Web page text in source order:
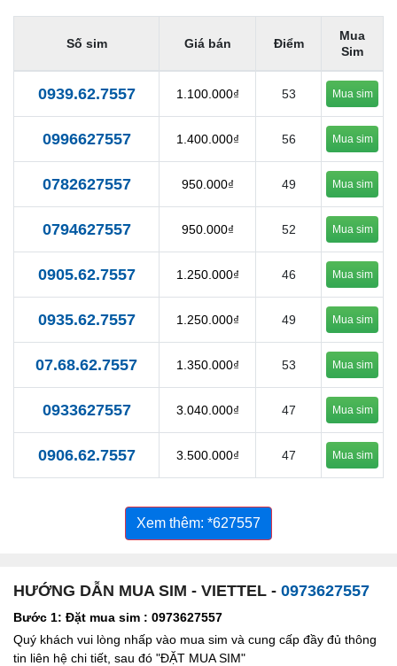
Số sim Giá bán Điểm
Mua
Sim
0939.62.7557 1.100.000₫ 53 Mua sim
0996627557 1.400.000₫ 56 Mua sim
0782627557 950.000₫ 49 Mua sim
0794627557 950.000₫ 52 Mua sim
0905.62.7557 1.250.000₫ 46 Mua sim
0935.62.7557 1.250.000₫ 49 Mua sim
07.68.62.7557 1.350.000₫ 53 Mua sim
0933627557 3.040.000₫ 47 Mua sim
0906.62.7557 3.500.000₫ 47 Mua sim
Xem thêm: *627557
HƯỚNG DẪN MUA SIM - VIETTEL - 0973627557
Bước 1: Đặt mua sim : 0973627557
Quý khách vui lòng nhấp vào mua sim và cung cấp đầy đủ thông
tin liên hệ chi tiết, sau đó "ĐẶT MUA SIM"